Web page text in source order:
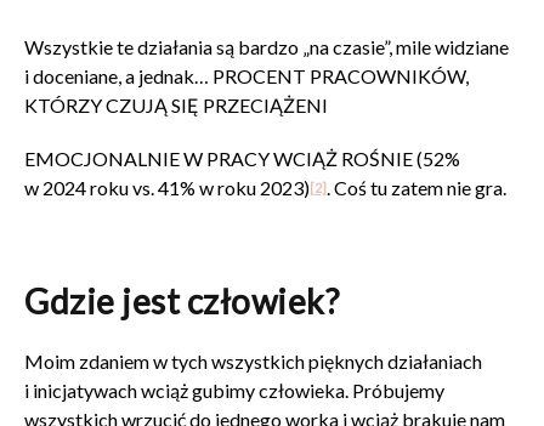
Wszystkie te działania są bardzo „na czasie”, mile widziane
i doceniane, a jednak… PROCENT PRACOWNIKÓW,
KTÓRZY CZUJĄ SIĘ PRZECIĄŻENI
EMOCJONALNIE W PRACY WCIĄŻ ROŚNIE (52%
w 2024 roku vs. 41% w roku 2023)[2] . Coś tu zatem nie gra.
Gdzie jest człowiek?
Moim zdaniem w tych wszystkich pięknych działaniach
i inicjatywach wciąż gubimy człowieka. Próbujemy
wszystkich wrzucić do jednego worka i wciąż brakuje nam